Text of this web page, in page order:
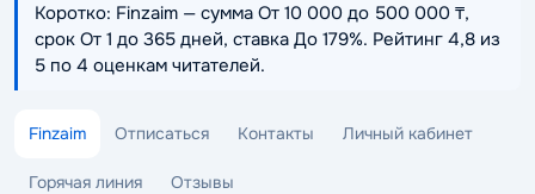
Коротко: Finzaim — сумма От 10 000 до 500 000 ₸,
срок От 1 до 365 дней, ставка До 179%. Рейтинг 4,8 из
5 по 4 оценкам читателей.
Finzaim Отписаться Контакты Личный кабинет
Горячая линия Отзывы